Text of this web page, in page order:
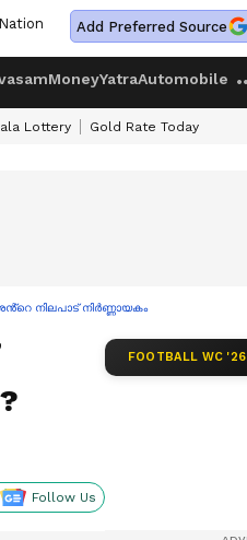
Add Preferred Source
MoneyYatraAutomobile
Lottery Gold Rate Today
നിലപാട് നിർണ്ണായകം
Follow Us
FOOTBALL WC '26